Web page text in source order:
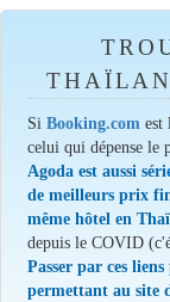
SiBooking.com est
celui qui dépense le
Agoda est aussi
de meilleurs prix
même hôtel en
depuis le COVID
Passer par ces
permettant au site